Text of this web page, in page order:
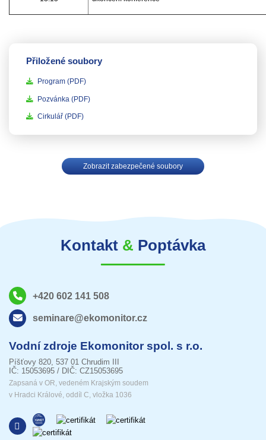
Přiložené soubory
Program(PDF)
Pozvánka(PDF)
Cirkulář(PDF)
Zobrazit zabezpečené soubory
Kontakt & Poptávka
+420 602 141 508
seminare@ekomonitor.cz
Vodní zdroje Ekomonitor spol. s r.o.
Píšťovy 820, 537 01 Chrudim III
IČ: 15053695 / DIČ: CZ15053695
Zapsaná v OR, vedeném Krajským soudem
v Hradci Králové, oddíl C, vložka 1036